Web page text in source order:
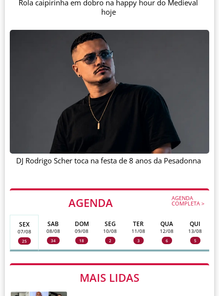
AGENDA AGENDA
COMPLETA >
SEX
07/08
25
SAB
08/08
34
DOM
09/08
18
SEG
10/08
2
TER
11/08
3
QUA
12/08
6
QUI
13/08
5
MAIS LIDAS
Rola caipirinha em dobro na happy hour do Medieval
hoje
DJ Rodrigo Scher toca na festa de 8 anos da Pesadonna